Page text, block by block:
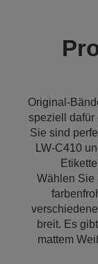
Original-
speziell dafür
Sie sind
LW-C410
Wählen Sie
breit. Es
mattem